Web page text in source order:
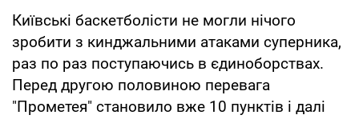
Київські баскетболісти не могли нічого
зробити з кинджальними атаками суперника,
раз по раз поступаючись в єдиноборствах.
Перед другою половиною перевага
"Прометея" становило вже 10 пунктів і далі